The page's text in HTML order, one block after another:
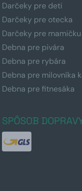
Darčeky pre deti
Darčeky pre otecka
Darčeky pre mamičku
Debna pre pivára
Debna pre rybára
Debna pre milovníka
Debna pre fitnesáka
SPÔSOB